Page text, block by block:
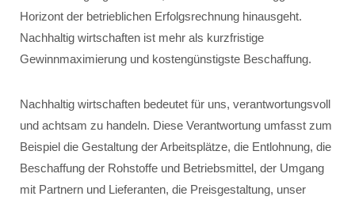
Horizont der betrieblichen Erfolgsrechnung hinausgeht.
Nachhaltig wirtschaften ist mehr als kurzfristige
Gewinnmaximierung und kostengünstigste Beschaffung.
Nachhaltig wirtschaften bedeutet für uns, verantwortungsvoll
und achtsam zu handeln. Diese Verantwortung umfasst zum
Beispiel die Gestaltung der Arbeitsplätze, die Entlohnung, die
Beschaffung der Rohstoffe und Betriebsmittel, der Umgang
mit Partnern und Lieferanten, die Preisgestaltung, unser